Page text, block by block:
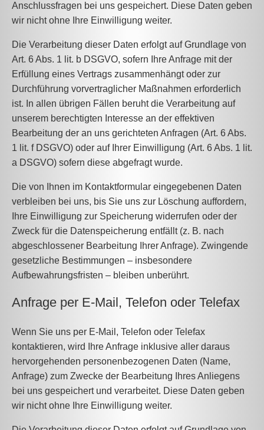
Anschlussfragen bei uns gespeichert. Diese Daten geben
wir nicht ohne Ihre Einwilligung weiter.
Die Verarbeitung dieser Daten erfolgt auf Grundlage von
Art. 6 Abs. 1 lit. b DSGVO, sofern Ihre Anfrage mit der
Erfüllung eines Vertrags zusammenhängt oder zur
Durchführung vorvertraglicher Maßnahmen erforderlich
ist. In allen übrigen Fällen beruht die Verarbeitung auf
unserem berechtigten Interesse an der effektiven
Bearbeitung der an uns gerichteten Anfragen (Art. 6 Abs.
1 lit. f DSGVO) oder auf Ihrer Einwilligung (Art. 6 Abs. 1 lit.
a DSGVO) sofern diese abgefragt wurde.
Die von Ihnen im Kontaktformular eingegebenen Daten
verbleiben bei uns, bis Sie uns zur Löschung auffordern,
Ihre Einwilligung zur Speicherung widerrufen oder der
Zweck für die Datenspeicherung entfällt (z. B. nach
abgeschlossener Bearbeitung Ihrer Anfrage). Zwingende
gesetzliche Bestimmungen – insbesondere
Aufbewahrungsfristen – bleiben unberührt.
Anfrage per E-Mail, Telefon oder Telefax
Wenn Sie uns per E-Mail, Telefon oder Telefax
kontaktieren, wird Ihre Anfrage inklusive aller daraus
hervorgehenden personenbezogenen Daten (Name,
Anfrage) zum Zwecke der Bearbeitung Ihres Anliegens
bei uns gespeichert und verarbeitet. Diese Daten geben
wir nicht ohne Ihre Einwilligung weiter.